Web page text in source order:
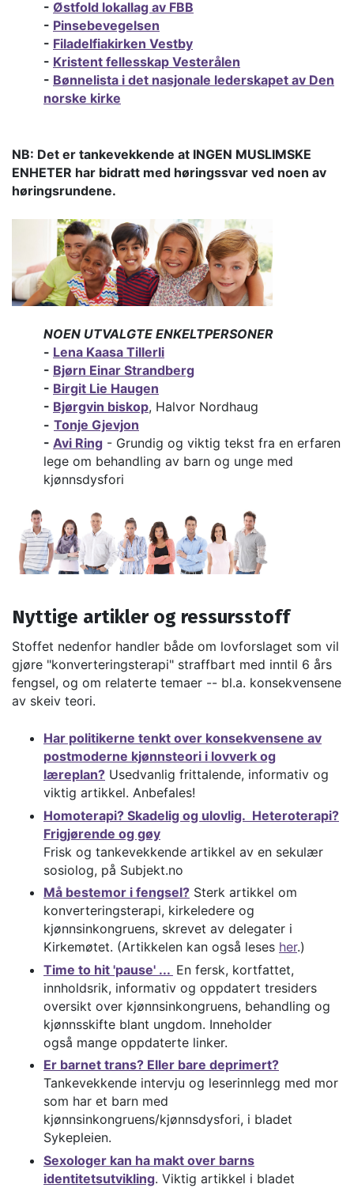
- Østfold lokallag av FBB
- Pinsebevegelsen
- Filadelfiakirken Vestby
- Kristent fellesskap Vesterålen
- Bønnelista i det nasjonale lederskapet av Den
norske kirke
NB: Det er tankevekkende at INGEN MUSLIMSKE
ENHETER har bidratt med høringssvar ved noen av
høringsrundene.
NOEN UTVALGTE ENKELTPERSONER
- Lena Kaasa Tillerli
- Bjørn Einar Strandberg
- Birgit Lie Haugen
- Bjørgvin biskop, Halvor Nordhaug
- Tonje Gjevjon
- Avi Ring - Grundig og viktig tekst fra en erfaren
lege om behandling av barn og unge med
kjønnsdysfori
Nyttige artikler og ressursstoff
Stoffet nedenfor handler både om lovforslaget som vil
gjøre "konverteringsterapi" straffbart med inntil 6 års
fengsel, og om relaterte temaer -- bl.a. konsekvensene
av skeiv teori.
Har politikerne tenkt over konsekvensene av
postmoderne kjønnsteori i lovverk og
læreplan? Usedvanlig frittalende, informativ og
viktig artikkel. Anbefales!
Homoterapi? Skadelig og ulovlig. Heteroterapi?
Frigjørende og gøy
Frisk og tankevekkende artikkel av en sekulær
sosiolog, på Subjekt.no
Må bestemor i fengsel? Sterk artikkel om
konverteringsterapi, kirkeledere og
kjønnsinkongruens, skrevet av delegater i
Kirkemøtet. (Artikkelen kan også leses her.)
Time to hit 'pause' ... En fersk, kortfattet,
innholdsrik, informativ og oppdatert tresiders
oversikt over kjønnsinkongruens, behandling og
kjønnsskifte blant ungdom. Inneholder
også mange oppdaterte linker.
Er barnet trans? Eller bare deprimert?
Tankevekkende intervju og leserinnlegg med mor
som har et barn med
kjønnsinkongruens/kjønnsdysfori, i bladet
Sykepleien.
Sexologer kan ha makt over barns
identitetsutvikling. Viktig artikkel i bladet